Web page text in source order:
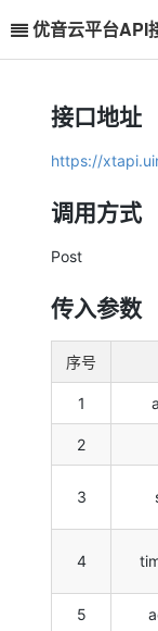
优音云平台API
接口地址
https://
调用方式
Post
传入参数
序号
1
2
3
4
5